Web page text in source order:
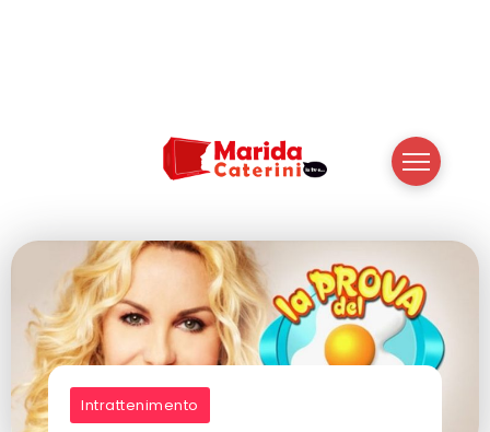
Intrattenimento